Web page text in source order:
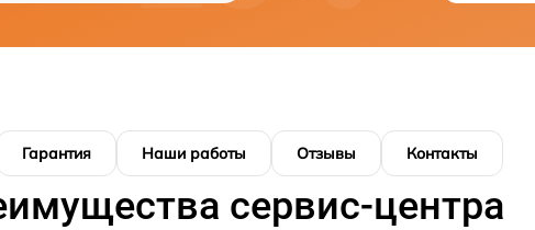
Гарантия Наши работы Отзывы Контакты
сервис-центра